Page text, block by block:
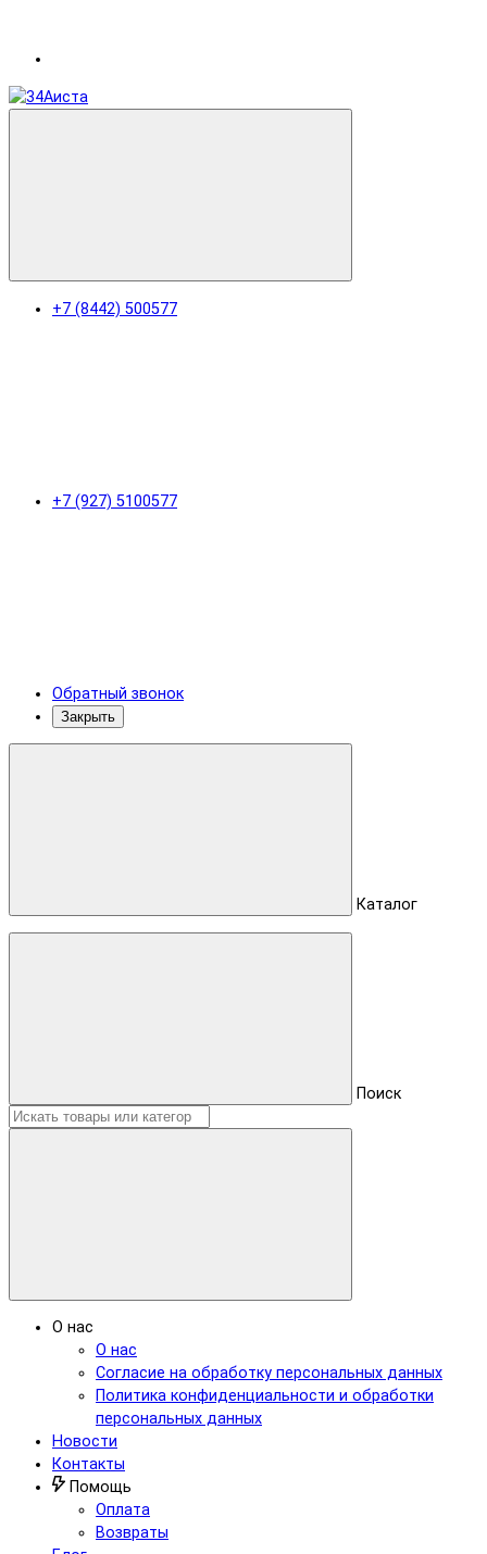
+7 (8442) 500577
+7 (927) 5100577
Обратный звонок
Закрыть
Каталог
Поиск
О нас
О нас
Согласие на обработку персональных данных
Политика конфиденциальности и обработки
персональных данных
Новости
Контакты
Помощь
Оплата
Возвраты